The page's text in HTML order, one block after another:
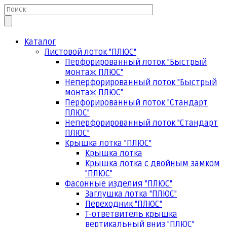
Каталог
Листовой лоток "ПЛЮС"
Перфорированный лоток "Быстрый
монтаж ПЛЮС"
Неперфорированный лоток "Быстрый
монтаж ПЛЮС"
Перфорированный лоток "Стандарт
ПЛЮС"
Неперфорированный лоток "Стандарт
ПЛЮС"
Крышка лотка "ПЛЮС"
Крышка лотка
Крышка лотка с двойным замком
"ПЛЮС"
Фасонные изделия "ПЛЮС"
Заглушка лотка "ПЛЮС"
Переходник "ПЛЮС"
Т-ответвитель крышка
вертикальный вниз "ПЛЮС"